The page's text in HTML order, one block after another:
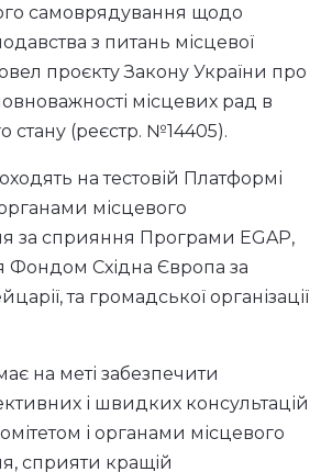
самоврядування щодо
з питань місцевої
проєкту Закону України про
місцевих рад в
стану (реєстр. №14405).
на тестовій Платформі
місцевого
за сприяння Програми EGAP,
Фондом Східна Європа за
та громадської організації
на меті забезпечити
і швидких консультацій
і органами місцевого
сприяти кращій